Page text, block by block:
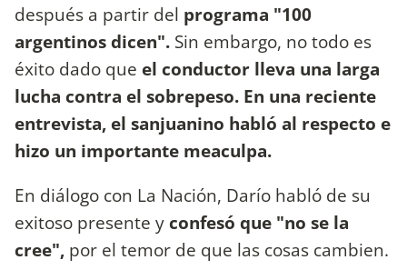
después a partir del programa "100
argentinos dicen". Sin embargo, no todo es
éxito dado que el conductor lleva una larga
lucha contra el sobrepeso. En una reciente
entrevista, el sanjuanino habló al respecto e
hizo un importante meaculpa.
En diálogo con La Nación, Darío habló de su
exitoso presente y confesó que "no se la
cree", por el temor de que las cosas cambien.